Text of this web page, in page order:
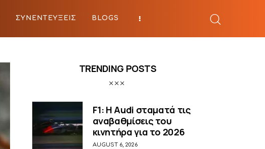
ΣΥΝΕΝΤΕΥΞΕΙΣ BLOGS
TRENDING POSTS
F1: Η Audi σταματά τις
αναβαθμίσεις του
κινητήρα για το 2026
AUGUST 6, 2026